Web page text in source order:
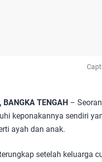
BANGKA TENGAH –
keponakannya sendiri
ayah dan anak.
setelah keluarga